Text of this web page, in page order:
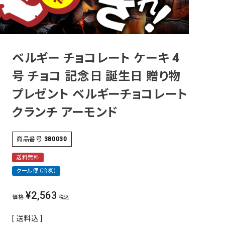
その他
ベルギー チョコレート ケーキ 4
号 チョコ 記念日 誕生日 贈り物
プレゼント ベルギーチョコレート
クランチ アーモンド
商品番号 380030
送料無料
クール便（冷凍）
価格 ¥2,563 税込
送料込